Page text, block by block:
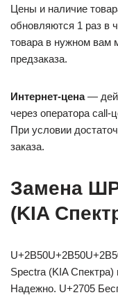
Цены и наличие
обновляются 1 раз в
товара в нужном вам
предзаказа.
Интернет-цена—
через оператора call-
При условии
заказа.
Замена
(KIA
Spectra (KIA
Надежно. U+2705